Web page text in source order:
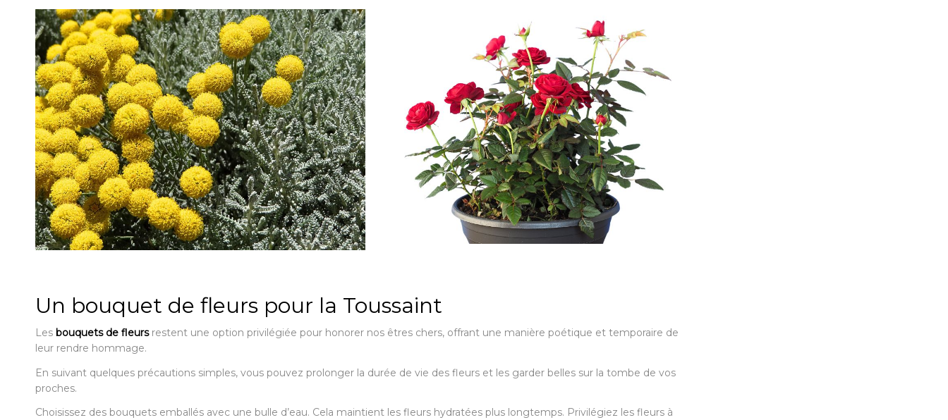
Un bouquet de fleurs pour la Toussaint
Les bouquets de fleursrestent une option privilégiée pour honorer nos êtres chers, offrant une manière poétique et temporaire de
leur rendre hommage.
En suivant quelques précautions simples, vous pouvez prolonger la durée de vie des fleurs et les garder belles sur la tombe de vos
proches.
Choisissez des bouquets emballés avec une bulle d’eau. Cela maintient les fleurs hydratées plus longtemps. Privilégiez les fleurs à